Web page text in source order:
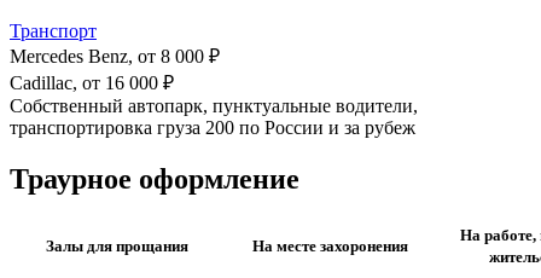
Транспорт
Mercedes Benz, от 8 000 ₽
Cadillac, от 16 000 ₽
Собственный автопарк, пунктуальные водители,
транспортировка груза 200 по России и за рубеж
Траурное оформление
Залы для прощания На месте захоронения
На работе,